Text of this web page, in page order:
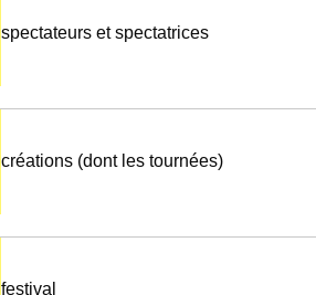
spectateurs et spectatrices
créations (dont les tournées)
festival